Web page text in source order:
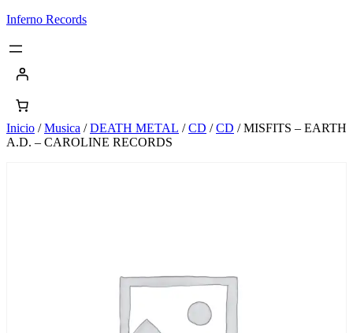
Saltar
contenido
Inferno Records
Inicio /Musica /DEATH METAL /CD /CD / MISFITS – EARTH
A.D. – CAROLINE RECORDS